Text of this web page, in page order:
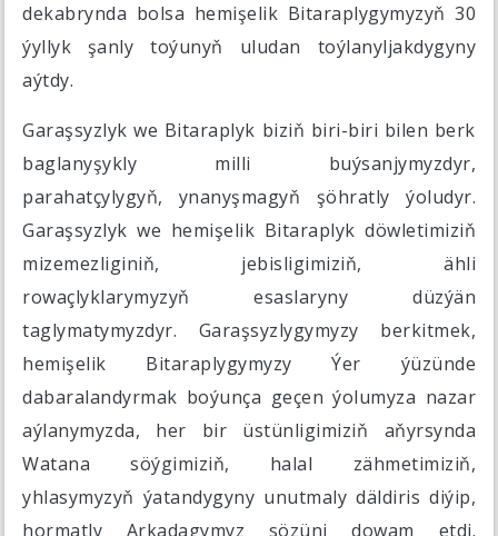
dekabrynda bolsa hemişelik Bitaraplygymyzyň 30
ýyllyk şanly toýunyň uludan toýlanyljakdygyny
aýtdy.
Garaşsyzlyk we Bitaraplyk biziň biri-biri bilen berk
baglanyşykly milli buýsanjymyzdyr,
parahatçylygyň, ynanyşmagyň şöhratly ýoludyr.
Garaşsyzlyk we hemişelik Bitaraplyk döwletimiziň
mizemezliginiň, jebisligimiziň, ähli
rowaçlyklarymyzyň esaslaryny düzýän
taglymatymyzdyr. Garaşsyzlygymyzy berkitmek,
hemişelik Bitaraplygymyzy Ýer ýüzünde
dabaralandyrmak boýunça geçen ýolumyza nazar
aýlanymyzda, her bir üstünligimiziň aňyrsynda
Watana söýgimiziň, halal zähmetimiziň,
yhlasymyzyň ýatandygyny unutmaly däldiris diýip,
hormatly Arkadagymyz sözüni dowam etdi.